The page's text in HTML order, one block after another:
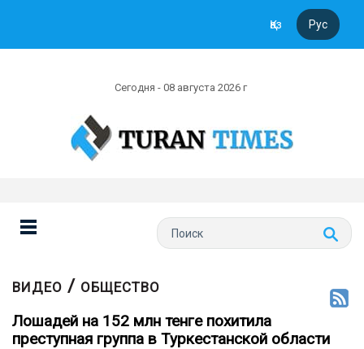
Қаз Рус
Сегодня - 08 августа 2026 г
ВИДЕО / ОБЩЕСТВО
Лошадей на 152 млн тенге похитила
преступная группа в Туркестанской области